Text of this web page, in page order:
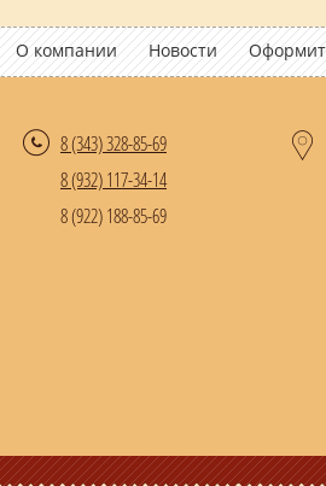
О компании Новости
8 (343)328-85-69
8 (932) 117-34-14
8 (922) 188-85-69